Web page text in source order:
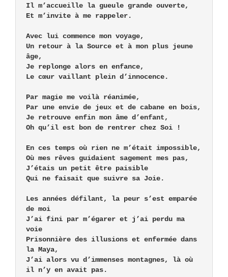
Il m’accueille la gueule grande ouverte,
Et m’invite à me rappeler.
Avec lui commence mon voyage,
Un retour à la Source et à mon plus jeune
âge,
Je replonge alors en enfance,
Le cœur vaillant plein d’innocence.
Par magie me voilà réanimée,
Par une envie de jeux et de cabane en bois,
Je retrouve enfin mon âme d’enfant,
Oh qu’il est bon de rentrer chez Soi !
En ces temps où rien ne m’était impossible,
Où mes rêves guidaient sagement mes pas,
J’étais un petit être paisible
Qui ne faisait que suivre sa Joie.
Les années défilant, la peur s’est emparée
de moi
J’ai fini par m’égarer et j’ai perdu ma
voie
Prisonnière des illusions et enfermée dans
la Maya,
J’ai alors vu d’immenses montagnes, là où
il n’y en avait pas.